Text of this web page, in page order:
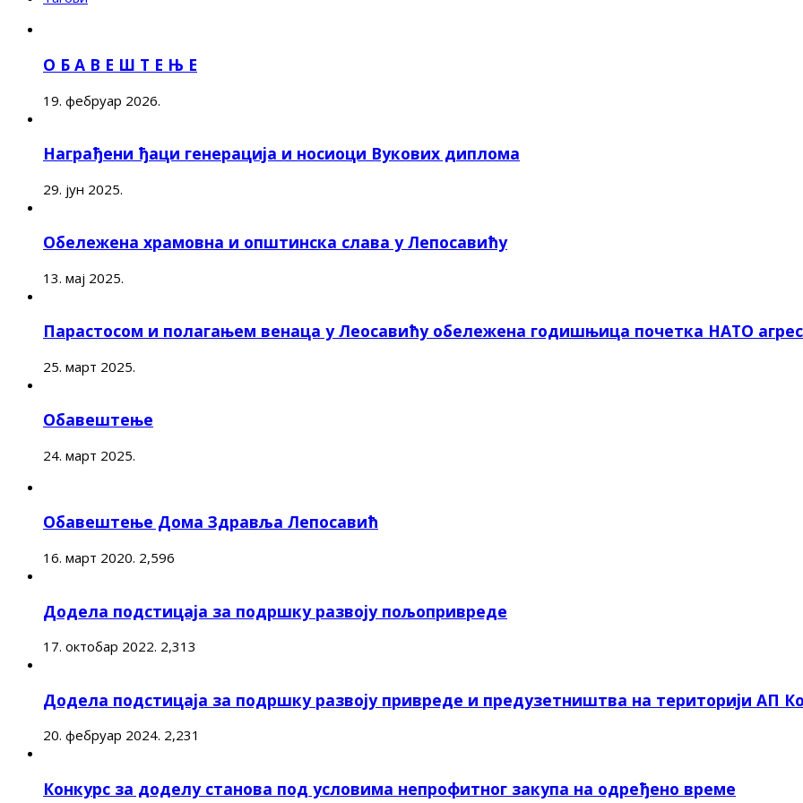
О Б А В Е Ш Т Е Њ Е
19. фебруар 2026.
Награђени ђаци генерација и носиоци Вукових диплома
29. јун 2025.
Обележена храмовна и општинска слава у Лепосавићу
13. мај 2025.
Парастосом и полагањем венаца у Леосавићу обележена годишњица почетка НАТО
25. март 2025.
Обавештење
24. март 2025.
Обавештење Дома Здравља Лепосавић
16. март 2020. 2,596
Додела подстицаја за подршку развоју пољопривреде
17. октобар 2022. 2,313
Додела подстицаја за подршку развоју привреде и предузетништва на територији АП
20. фебруар 2024. 2,231
Конкурс за доделу станова под условима непрофитног закупа на одређено време